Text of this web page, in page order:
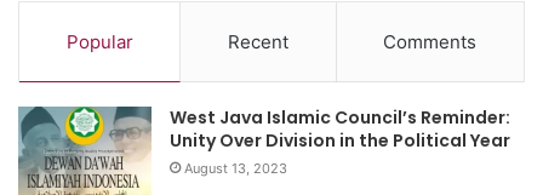
Popular Recent Comments
West Java Islamic Council’s Reminder:
Unity Over Division in the Political Year
August 13, 2023